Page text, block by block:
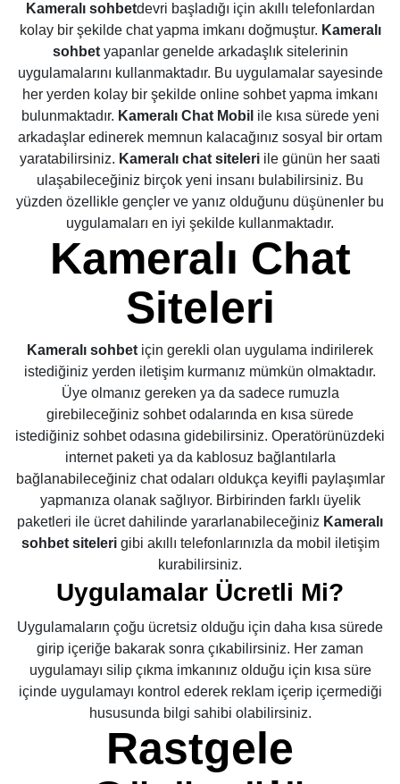
Kameralı sohbetdevri başladığı için akıllı telefonlardan
kolay bir şekilde chat yapma imkanı doğmuştur. Kameralı
sohbetyapanlar genelde arkadaşlık sitelerinin
uygulamalarını kullanmaktadır. Bu uygulamalar sayesinde
her yerden kolay bir şekilde online sohbet yapma imkanı
bulunmaktadır. Kameralı Chat Mobil ile kısa sürede yeni
arkadaşlar edinerek memnun kalacağınız sosyal bir ortam
yaratabilirsiniz. Kameralı chat siteleri ile günün her saati
ulaşabileceğiniz birçok yeni insanı bulabilirsiniz. Bu
yüzden özellikle gençler ve yanız olduğunu düşünenler bu
uygulamaları en iyi şekilde kullanmaktadır.
Kameralı Chat
Siteleri
Kameralı sohbet için gerekli olan uygulama indirilerek
istediğiniz yerden iletişim kurmanız mümkün olmaktadır.
Üye olmanız gereken ya da sadece rumuzla
girebileceğiniz sohbet odalarında en kısa sürede
istediğiniz sohbet odasına gidebilirsiniz. Operatörünüzdeki
internet paketi ya da kablosuz bağlantılarla
bağlanabileceğiniz chat odaları oldukça keyifli paylaşımlar
yapmanıza olanak sağlıyor. Birbirinden farklı üyelik
paketleri ile ücret dahilinde yararlanabileceğiniz Kameralı
sohbet sitelerigibi akıllı telefonlarınızla da mobil iletişim
kurabilirsiniz.
Uygulamalar Ücretli Mi?
Uygulamaların çoğu ücretsiz olduğu için daha kısa sürede
girip içeriğe bakarak sonra çıkabilirsiniz. Her zaman
uygulamayı silip çıkma imkanınız olduğu için kısa süre
içinde uygulamayı kontrol ederek reklam içerip içermediği
hususunda bilgi sahibi olabilirsiniz.
Rastgele